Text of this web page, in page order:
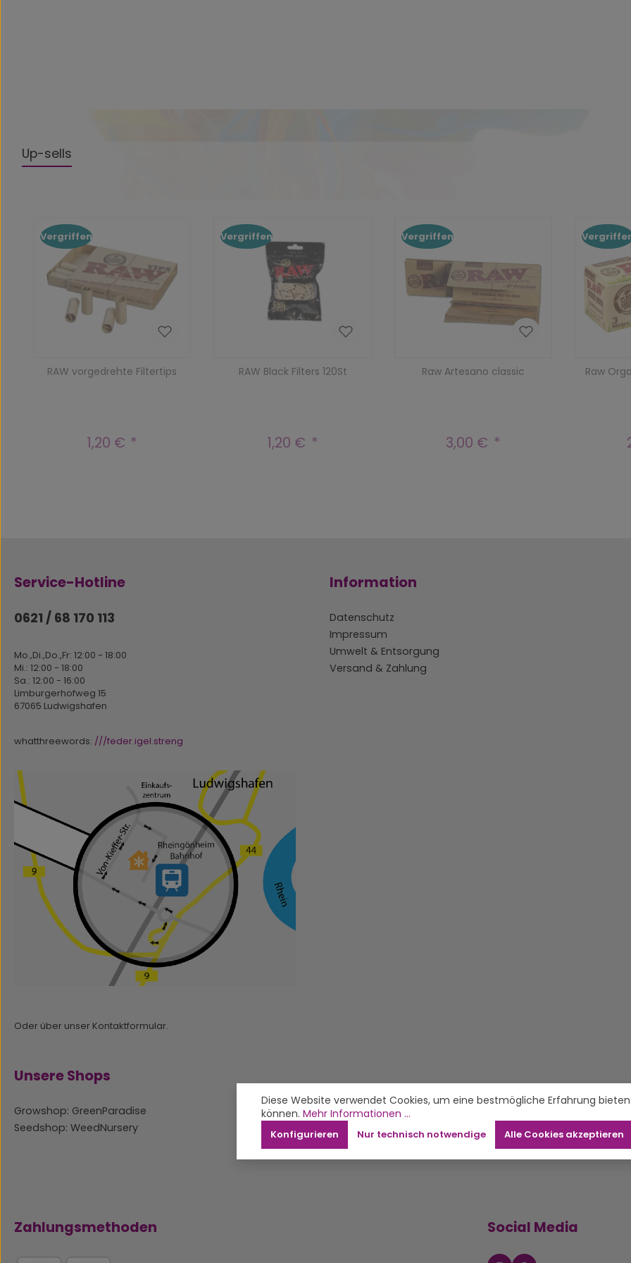
Up-sells
Vergriffen
RAW vorgedrehte Filtertips
Regulärer Preis:
1,20 €
Vergriffen
RAW Black Filters 120St
Regulärer Preis:
1,20 €
Vergriffen
Raw Artesano classic
Regulärer Preis:
3,00 €
Raw
Service-Hotline
0621 / 68 170 113
Mo.,Di.,Do.,Fr: 12:00 - 18:00
Mi.: 12:00 - 18:00
Sa.: 12:00 - 16:00
Limburgerhofweg 15
67065 Ludwigshafen
whatthreewords: ///feder.igel.streng
Oder über unser Kontaktformular.
Information
Datenschutz
Impressum
Umwelt & Entsorgung
Versand & Zahlung
Unsere Shops
Growshop: GreenParadise
Seedshop: WeedNursery
Zahlungsmethoden Social Media
Diese Website verwendet Cookies, um eine bestmögliche Erfahrung
können. Mehr Informationen ...
Nur technisch notwendige
Konfigurieren Alle Cookies akzeptieren